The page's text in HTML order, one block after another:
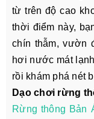
từ trên độ cao
thời điểm này,
chín thẫm, vườn
hơi nước mát
rồi khám phá nét
Dạo chơi rừng
Rừng thông Bản